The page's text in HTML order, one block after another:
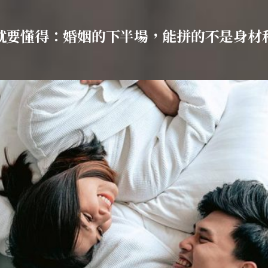
要懂得：婚姻的下半場，能拼的不是身材